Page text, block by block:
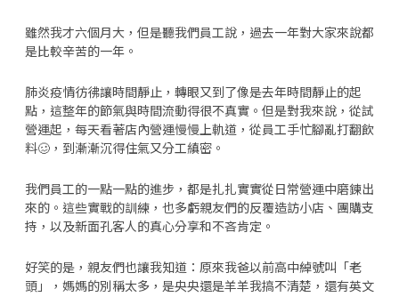
雖然我才六個月大，但是聽我們員工說，過去一年對大家來說都
是比較辛苦的一年。
肺炎疫情彷彿讓時間靜止，轉眼又到了像是去年時間靜止的起
點，這整年的節氣與時間流動得很不真實。但是對我來說，從試
營運起，每天看著店內營運慢慢上軌道，從員工手忙腳亂打翻飲
料🥴，到漸漸沉得住氣又分工縝密。
我們員工的一點一點的進步，都是扎扎實實從日常營運中磨鍊出
來的。這些實戰的訓練，也多虧親友們的反覆造訪小店、團購支
持，以及新面孔客人的真心分享和不吝肯定。
好笑的是，親友們也讓我知道：原來我爸以前高中綽號叫「老
頭」，媽媽的別稱太多，是央央還是羊羊我搞不清楚，還有英文